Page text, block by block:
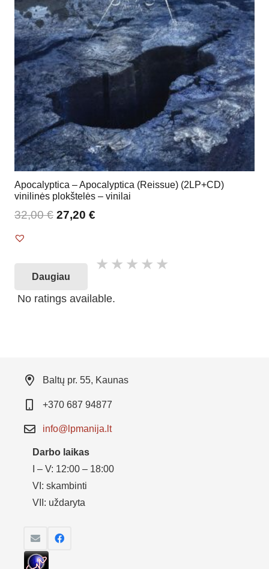
Apocalyptica – Apocalyptica (Reissue) (2LP+CD)
vinilinės plokštelės – vinilai
32,00€ 27,20 €
Daugiau
No ratings available.
Baltų pr. 55, Kaunas
+370 687 94877
info@lpmanija.lt
Darbo laikas
I – V: 12:00 – 18:00
VI: skambinti
VII: uždaryta